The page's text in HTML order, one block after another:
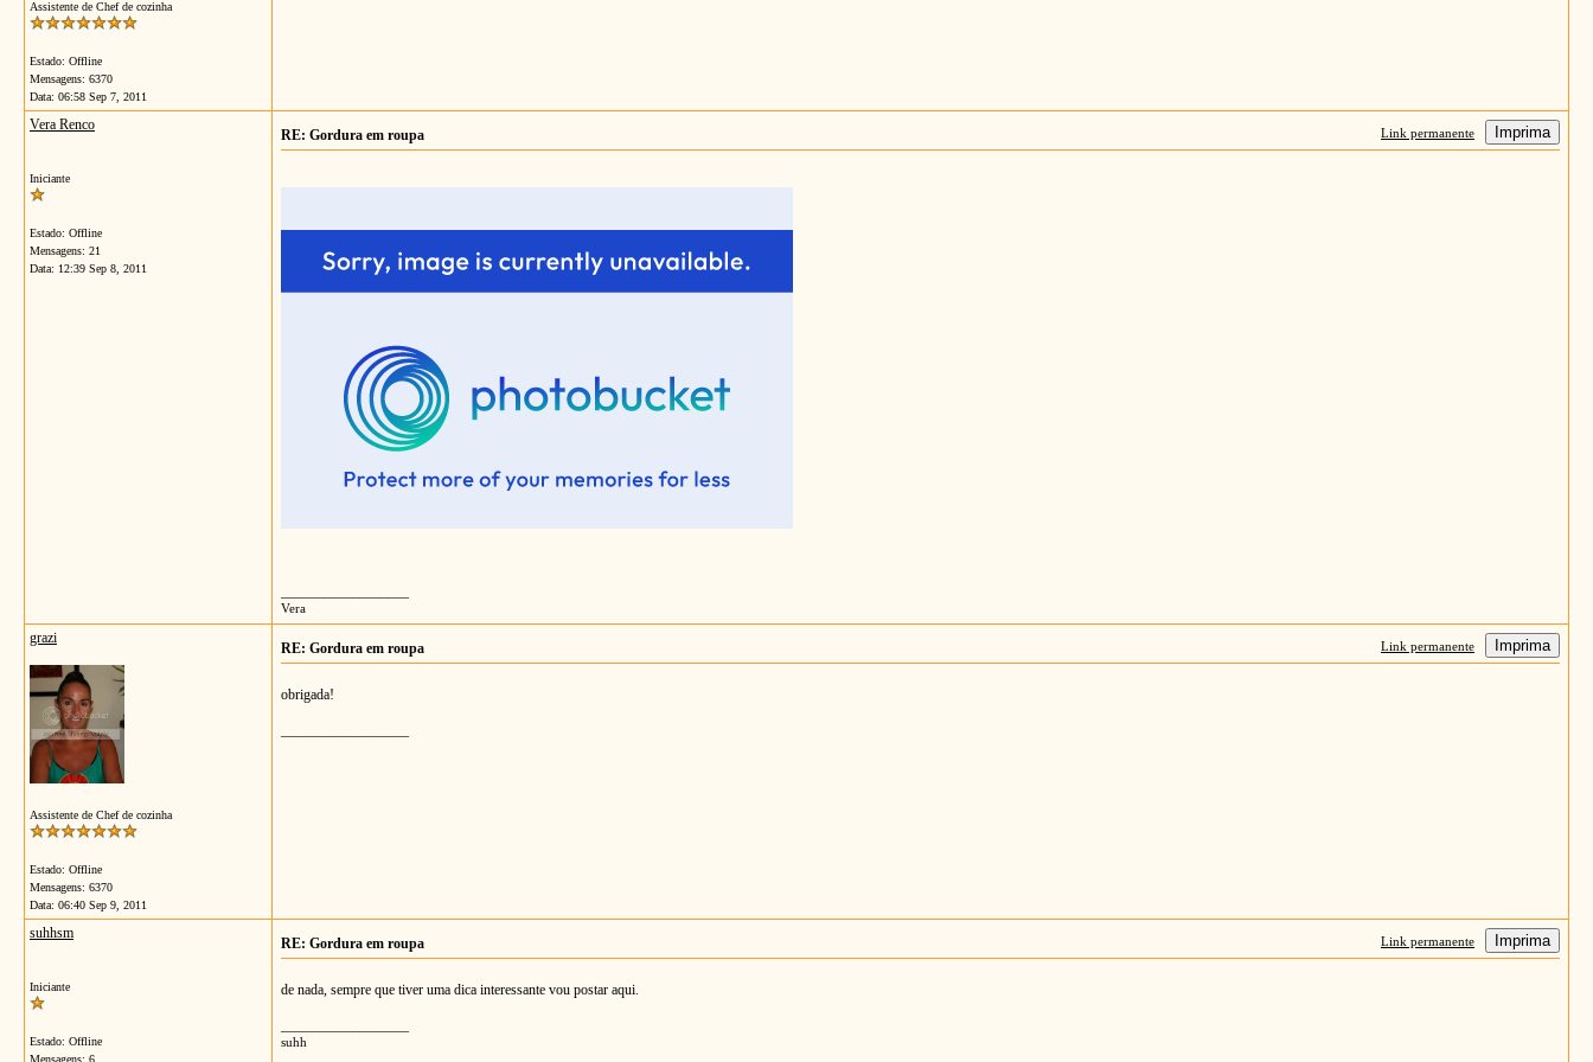
Assistente de Chef de cozinha
Estado: Offline
Mensagens: 6370
Data: 06:58 Sep 7, 2011
Vera Renco
Iniciante
Estado: Offline
Mensagens: 21
Data: 12:39 Sep 8, 2011
RE: Gordura em roupa Link permanente Imprima
Vera
grazi
Assistente de Chef de cozinha
Estado: Offline
Mensagens: 6370
Data: 06:40 Sep 9, 2011
RE: Gordura em roupa Link permanente Imprima
obrigada!
suhhsm
Iniciante
Estado: Offline
Mensagens: 6
RE: Gordura em roupa Link permanente Imprima
de nada, sempre que tiver uma dica interessante vou postar aqui.
suhh